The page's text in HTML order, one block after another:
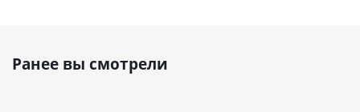
Ранее вы смотрели